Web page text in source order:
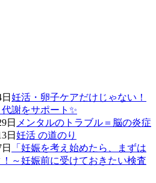
妊活・卵子ケアだけじゃない！
謝をサポート✨
日 メンタルのトラブル＝脳の炎症
日 妊活 の道のり
「妊娠を考え始めたら、まずは
～妊娠前に受けておきたい検査